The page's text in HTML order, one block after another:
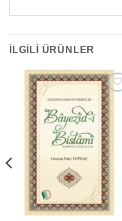
İLGILI ÜRÜNLER
Add to
wishlist